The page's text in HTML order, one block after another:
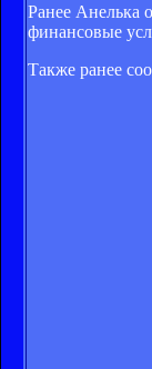
Ранее Анелька
финансовые
Также ранее